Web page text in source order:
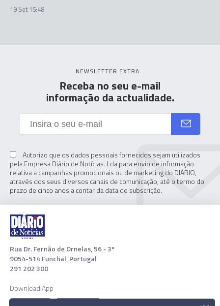
19 Set 15:48
NEWSLETTER EXTRA
Receba no seu e-mail
informação da actualidade.
Autorizo que os dados pessoais fornecidos sejam utilizados
pela Empresa Diário de Notícias. Lda para envio de informação
relativa a campanhas promocionais ou de marketing do DIÁRIO,
através dos seus diversos canais de comunicação, até o termo do
prazo de cinco anos a contar da data de subscrição.
Rua Dr. Fernão de Ornelas, 56 - 3º
9054-514 Funchal, Portugal
291 202 300
Download App